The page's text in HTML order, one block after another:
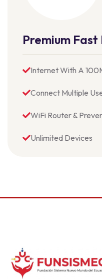
Premium Fast
Internet With A
Connect Multiple
WiFi Router &
Unlimited Devices